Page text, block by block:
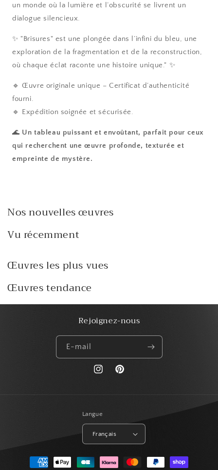
un monde où la lumière et l’obscurité se livrent un
dialogue silencieux.
✨ "Brisures" est une plongée dans l’infini du bleu, une
exploration de la fragmentation et de la reconstruction,
où chaque éclat raconte une histoire unique." ✨
🔹 Œuvre originale unique – Certificat d’authenticité
fourni.
🔹 Expédition soignée et sécurisée.
🌊 Un tableau puissant et envoûtant, parfait pour ceux
qui recherchent une œuvre profonde, texturée et
empreinte de mystère.
Nos nouvelles œuvres
Vu récemment
Œuvres les plus vues
Œuvres tendance
Rejoignez-nous
E-mail
https://www.instagram.com/
Pinterest
Langue
Français
Moyens